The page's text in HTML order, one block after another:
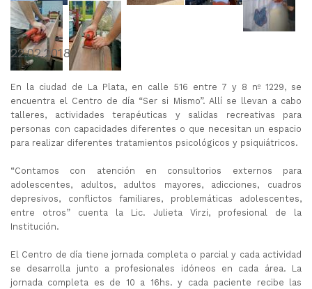
22.02.2018
En la ciudad de La Plata, en calle 516 entre 7 y 8 nº 1229, se
encuentra el Centro de día “Ser si Mismo”. Allí se llevan a cabo
talleres, actividades terapéuticas y salidas recreativas para
personas con capacidades diferentes o que necesitan un espacio
para realizar diferentes tratamientos psicológicos y psiquiátricos.
“Contamos con atención en consultorios externos para
adolescentes, adultos, adultos mayores, adicciones, cuadros
depresivos, conflictos familiares, problemáticas adolescentes,
entre otros” cuenta la Lic. Julieta Virzi, profesional de la
Institución.
El Centro de día tiene jornada completa o parcial y cada actividad
se desarrolla junto a profesionales idóneos en cada área. La
jornada completa es de 10 a 16hs. y cada paciente recibe las